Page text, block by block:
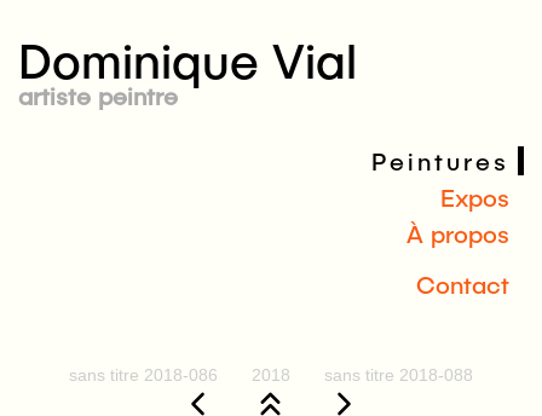
Dominique Vial
artiste peintre
Peintures
Expos
À propos
Contact
sans titre 2018-086 2018 sans titre 2018-088